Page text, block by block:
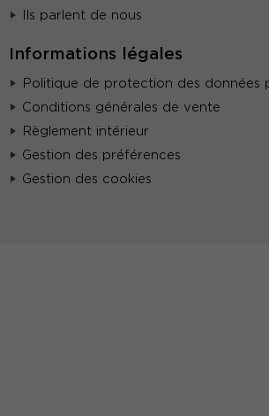
Ils parlent de nous
Informations légales
Politique de protection des données
Conditions générales de vente
Règlement intérieur
Gestion des préférences
Gestion des cookies